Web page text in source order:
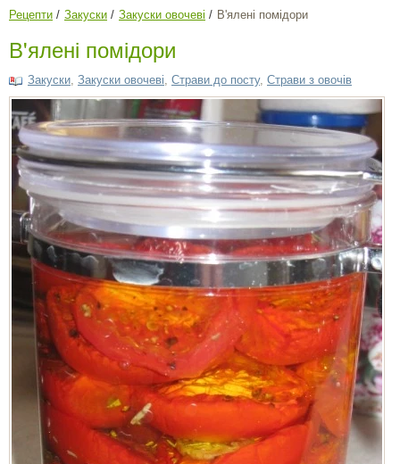
Рецепти Закуски Закуски овочеві В'ялені помідори
В'ялені помідори
Закуски Закуски овочеві Страви до посту, Страви з овочів